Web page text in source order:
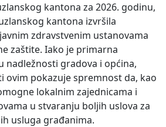
kantona za 2026. godinu,
kantona izvršila
zdravstvenim ustanovama
zaštite. Iako je primarna
nadležnosti gradova i općina,
ovim pokazuje spremnost da, kao
lokalnim zajednicama i
u stvaranju boljih uslova za
usluga građanima.